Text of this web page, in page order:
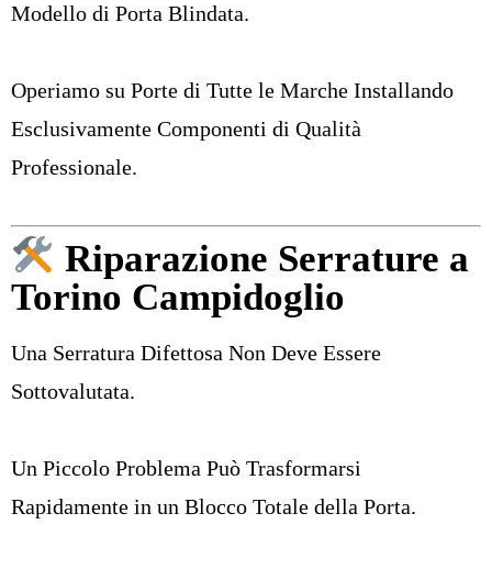
Modello di Porta Blindata.
Operiamo su Porte di Tutte le Marche Installando
Esclusivamente Componenti di Qualità
Professionale.
Riparazione Serrature a
Torino Campidoglio
Una Serratura Difettosa Non Deve Essere
Sottovalutata.
Un Piccolo Problema Può Trasformarsi
Rapidamente in un Blocco Totale della Porta.